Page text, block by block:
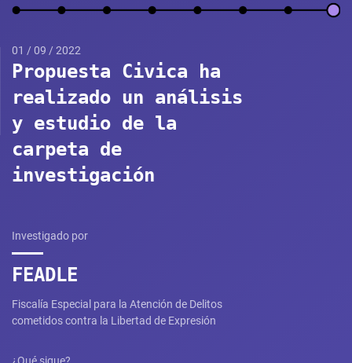
01 / 09 / 2022
Propuesta Civica ha
realizado un análisis
y estudio de la
carpeta de
investigación
Investigado por
FEADLE
Fiscalía Especial para la Atención de Delitos
cometidos contra la Libertad de Expresión
¿Qué sigue?